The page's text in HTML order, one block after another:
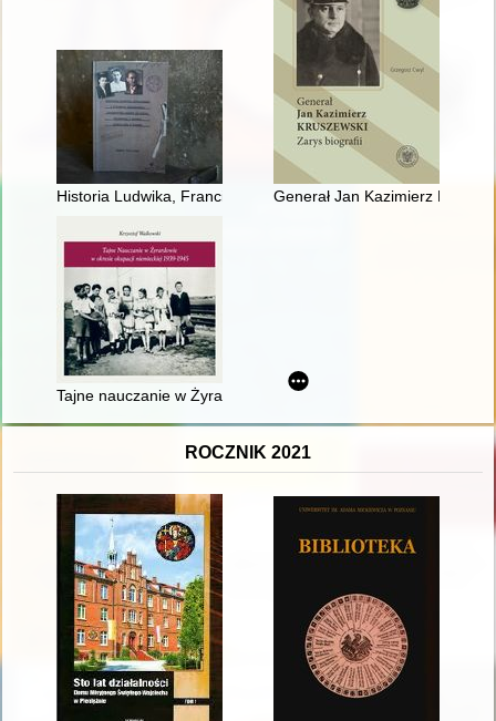
Historia Ludwika, Franciszka i Filomeny Kamińskich :
Generał Jan Kazimierz
Tajne nauczanie w Żyrardowie w okresie okupacji niemieckiej
ROCZNIK 2021